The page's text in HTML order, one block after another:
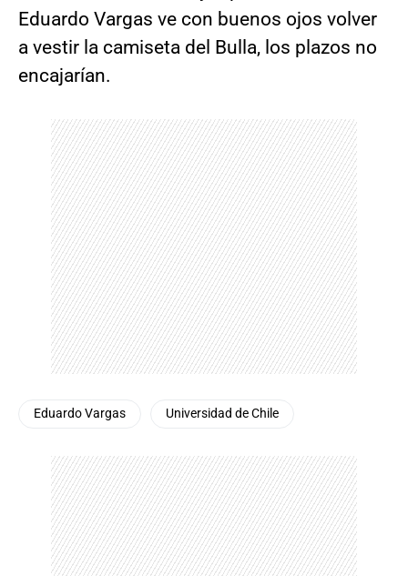
Eduardo Vargas ve con buenos ojos volver
a vestir la camiseta del Bulla, los plazos no
encajarían.
Eduardo Vargas Universidad de Chile